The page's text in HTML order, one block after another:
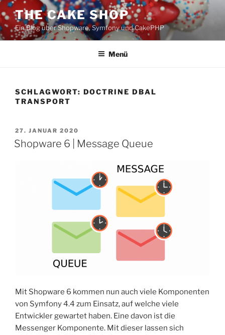
Zum
Inhalt
springen
THE CAKE SHOP
Ein Blog über Shopware, Symfony und CakePHP
Menü
SCHLAGWORT: DOCTRINE DBAL
TRANSPORT
VERÖFFENTLICHT
AM
27. JANUAR 2020
Shopware 6 | Message Queue
Mit Shopware 6 kommen nun auch viele Komponenten
von Symfony 4.4 zum Einsatz, auf welche viele
Entwickler gewartet haben. Eine davon ist die
Messenger Komponente. Mit dieser lassen sich